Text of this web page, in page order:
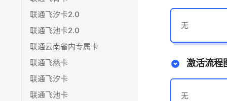
联通飞汐卡2.0
联通飞池卡2.0
联通云南省内专属卡
联通飞慈卡
联通飞汐卡
联通飞池卡
无
激活流程
无